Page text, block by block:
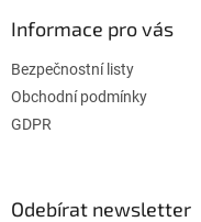
Informace pro vás
Bezpečnostní listy
Obchodní podmínky
GDPR
Odebírat newsletter